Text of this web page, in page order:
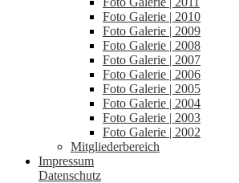
Foto Galerie | 2010
Foto Galerie | 2009
Foto Galerie | 2008
Foto Galerie | 2007
Foto Galerie | 2006
Foto Galerie | 2005
Foto Galerie | 2004
Foto Galerie | 2003
Foto Galerie | 2002
Mitgliederbereich
Impressum
Datenschutz